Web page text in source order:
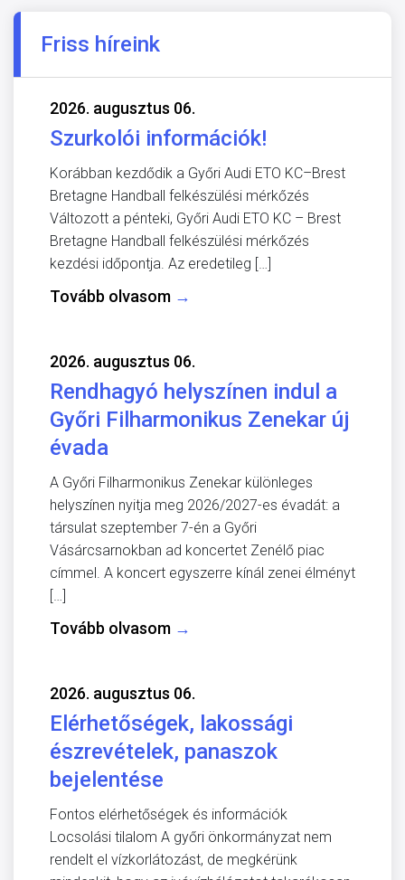
Friss híreink
2026. augusztus 06.
Szurkolói információk!
Korábban kezdődik a Győri Audi ETO KC–Brest
Bretagne Handball felkészülési mérkőzés
Változott a pénteki, Győri Audi ETO KC – Brest
Bretagne Handball felkészülési mérkőzés
kezdési időpontja. Az eredetileg […]
Tovább olvasom →
2026. augusztus 06.
Rendhagyó helyszínen indul a
Győri Filharmonikus Zenekar új
évada
A Győri Filharmonikus Zenekar különleges
helyszínen nyitja meg 2026/2027-es évadát: a
társulat szeptember 7-én a Győri
Vásárcsarnokban ad koncertet Zenélő piac
címmel. A koncert egyszerre kínál zenei élményt
[…]
Tovább olvasom →
2026. augusztus 06.
Elérhetőségek, lakossági
észrevételek, panaszok
bejelentése
Fontos elérhetőségek és információk
Locsolási tilalom A győri önkormányzat nem
rendelt el vízkorlátozást, de megkérünk